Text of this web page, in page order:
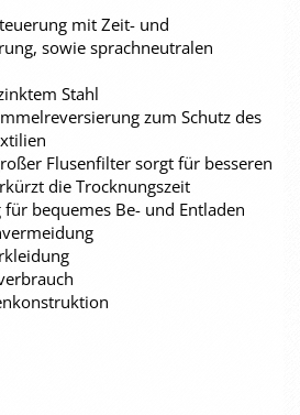
mit Zeit- und
sowie sprachneutralen
Stahl
zum Schutz des
Flusenfilter sorgt für besseren
die Trocknungszeit
bequemes Be- und Entladen